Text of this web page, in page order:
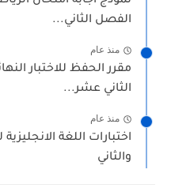
الفصل الثاني...
منذ عام
مقرر الحفظ للاختبار
الثاني عشر...
منذ عام
اختبارات اللغة
والثاني